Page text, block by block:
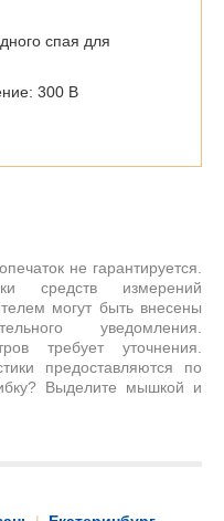
спая для
300 В
не гарантируется.
средств измерений
могут быть внесены
уведомления.
требует уточнения.
предоставляются по
Выделите мышкой и